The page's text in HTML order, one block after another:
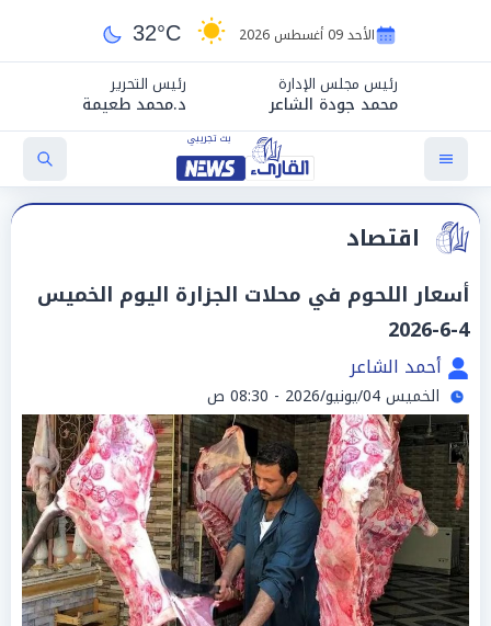
الأحد 09 أغسطس 2026 32°C
رئيس مجلس الإدارة
محمد جودة الشاعر
رئيس التحرير
د.محمد طعيمة
اقتصاد
أسعار اللحوم في محلات الجزارة اليوم الخميس
4-6-2026
أحمد الشاعر
الخميس 04/يونيو/2026 - 08:30 ص